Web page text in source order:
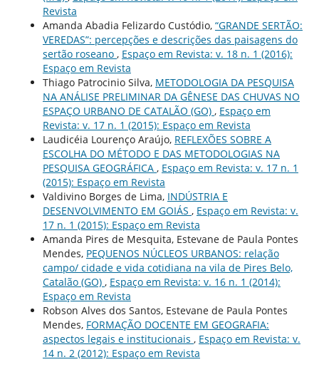
Revista
Amanda Abadia Felizardo Custódio, “GRANDE SERTÃO:
VEREDAS”: percepções e descrições das paisagens do
sertão roseano , Espaço em Revista: v. 18 n. 1 (2016):
Espaço em Revista
Thiago Patrocinio Silva, METODOLOGIA DA PESQUISA
NA ANÁLISE PRELIMINAR DA GÊNESE DAS CHUVAS NO
ESPAÇO URBANO DE CATALÃO (GO) , Espaço em
Revista: v. 17 n. 1 (2015): Espaço em Revista
Laudicéia Lourenço Araújo, REFLEXÕES SOBRE A
ESCOLHA DO MÉTODO E DAS METODOLOGIAS NA
PESQUISA GEOGRÁFICA , Espaço em Revista: v. 17 n. 1
(2015): Espaço em Revista
Valdivino Borges de Lima, INDÚSTRIA E
DESENVOLVIMENTO EM GOIÁS , Espaço em Revista: v.
17 n. 1 (2015): Espaço em Revista
Amanda Pires de Mesquita, Estevane de Paula Pontes
Mendes, PEQUENOS NÚCLEOS URBANOS: relação
campo/ cidade e vida cotidiana na vila de Pires Belo,
Catalão (GO) , Espaço em Revista: v. 16 n. 1 (2014):
Espaço em Revista
Robson Alves dos Santos, Estevane de Paula Pontes
Mendes, FORMAÇÃO DOCENTE EM GEOGRAFIA:
aspectos legais e institucionais , Espaço em Revista: v.
14 n. 2 (2012): Espaço em Revista